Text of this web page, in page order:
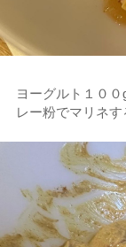
ヨーグルト１０
レー粉でマリネす